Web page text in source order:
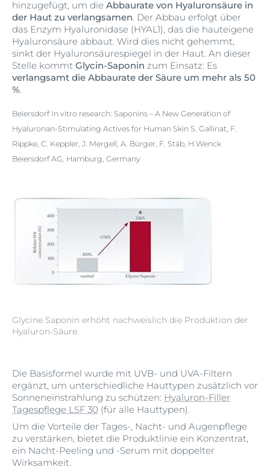
Glycine Saponin erhöht nachweislich die Produktion der
Hyaluron-Säure.
hinzugefügt, um die Abbaurate von Hyaluronsäure in
der Haut zu verlangsamen. Der Abbau erfolgt über
das Enzym Hyaluronidase (HYAL1), das die hauteigene
Hyaluronsäure abbaut. Wird dies nicht gehemmt,
sinkt der Hyaluronsäurespiegel in der Haut. An dieser
Stelle kommt Glycin-Saponin zum Einsatz: Es
verlangsamt die Abbaurate der Säure um mehr als 50
%.
Beiersdorf In vitro research: Saponins – A New Generation of
Hyaluronan-Stimulating Actives for Human Skin S. Gallinat, F.
Rippke, C. Keppler, J. Mergell, A. Bürger, F. Stäb, H.Wenck
Beiersdorf AG, Hamburg, Germany
Die Basisformel wurde mit UVB- und UVA-Filtern
ergänzt, um unterschiedliche Hauttypen zusätzlich vor
Sonneneinstrahlung zu schützen: Hyaluron-Filler
Tagespflege LSF 30 (für alle Hauttypen).
Um die Vorteile der Tages-, Nacht- und Augenpflege
zu verstärken, bietet die Produktlinie ein Konzentrat,
ein Nacht-Peeling und -Serum mit doppelter
Wirksamkeit.